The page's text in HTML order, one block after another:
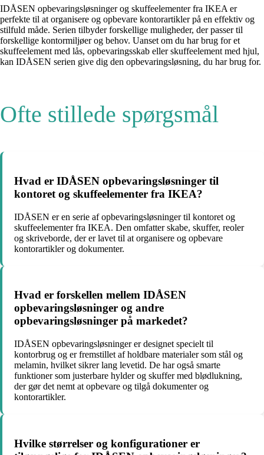
IDÅSEN opbevaringsløsninger og skuffeelementer fra IKEA er
perfekte til at organisere og opbevare kontorartikler på en effektiv og
stilfuld måde. Serien tilbyder forskellige muligheder, der passer til
forskellige kontormiljøer og behov. Uanset om du har brug for et
skuffeelement med lås, opbevaringsskab eller skuffeelement med hjul,
kan IDÅSEN serien give dig den opbevaringsløsning, du har brug for.
Ofte stillede spørgsmål
Hvad er IDÅSEN opbevaringsløsninger til
kontoret og skuffeelementer fra IKEA?
IDÅSEN er en serie af opbevaringsløsninger til kontoret og
skuffeelementer fra IKEA. Den omfatter skabe, skuffer, reoler
og skriveborde, der er lavet til at organisere og opbevare
kontorartikler og dokumenter.
Hvad er forskellen mellem IDÅSEN
opbevaringsløsninger og andre
opbevaringsløsninger på markedet?
IDÅSEN opbevaringsløsninger er designet specielt til
kontorbrug og er fremstillet af holdbare materialer som stål og
melamin, hvilket sikrer lang levetid. De har også smarte
funktioner som justerbare hylder og skuffer med blødlukning,
der gør det nemt at opbevare og tilgå dokumenter og
kontorartikler.
Hvilke størrelser og konfigurationer er